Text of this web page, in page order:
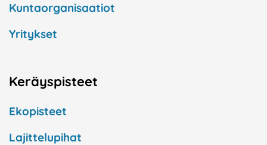
Kuntaorganisaatiot
Yritykset
Keräyspisteet
Ekopisteet
Lajittelupihat